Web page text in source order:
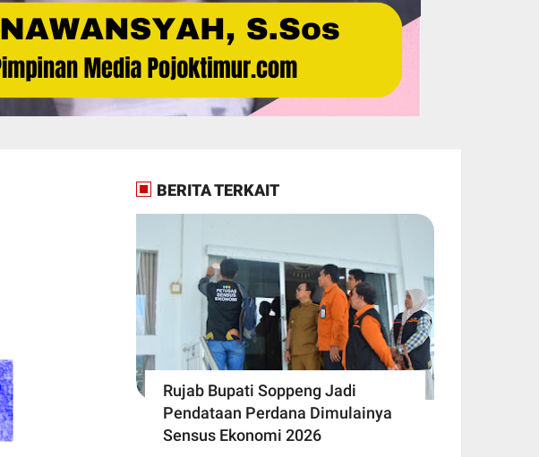
BERITA TERKAIT
Rujab Bupati Soppeng Jadi
Pendataan Perdana Dimulainya
Sensus Ekonomi 2026